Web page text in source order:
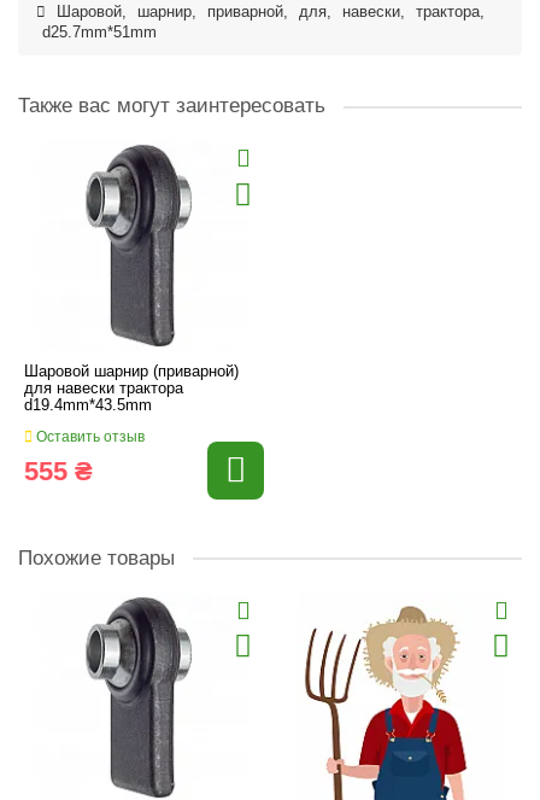
Шаровой, шарнир, приварной, для, навески, трактора,
d25.7mm*51mm
Также вас могут заинтересовать
Шаровой шарнир (приварной)
для навески трактора
d19.4mm*43.5mm
Оставить отзыв
555 ₴
Похожие товары